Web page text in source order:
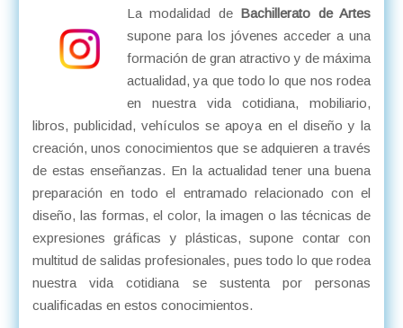
La modalidad de Bachillerato de Artes
supone para los jóvenes acceder a una
formación de gran atractivo y de máxima
actualidad, ya que todo lo que nos rodea
en nuestra vida cotidiana, mobiliario,
libros, publicidad, vehículos se apoya en el diseño y la
creación, unos conocimientos que se adquieren a través
de estas enseñanzas. En la actualidad tener una buena
preparación en todo el entramado relacionado con el
diseño, las formas, el color, la imagen o las técnicas de
expresiones gráficas y plásticas, supone contar con
multitud de salidas profesionales, pues todo lo que rodea
nuestra vida cotidiana se sustenta por personas
cualificadas en estos conocimientos.